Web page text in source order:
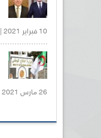
10 فبراير 2021 |
26 مارس 2021 |